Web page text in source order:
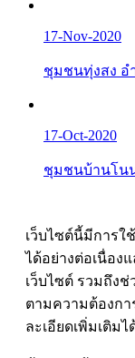
17-Nov-2020
ชุมชนทุ่งสง อ
17-Oct-2020
ชุมชนบ้านโน
เว็บไซต์นี้มีการใ
ได้อย่างต่อเนื่อง
เว็บไซต์ รวมถึงช่
ตามความต้องก
ละเอียดเพิ่มเติมไ